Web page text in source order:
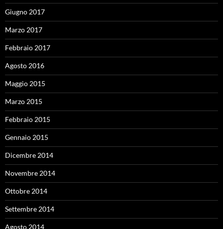
Giugno 2017
Marzo 2017
Febbraio 2017
Agosto 2016
Maggio 2015
Marzo 2015
Febbraio 2015
Gennaio 2015
Dicembre 2014
Novembre 2014
Ottobre 2014
Settembre 2014
Agosto 2014